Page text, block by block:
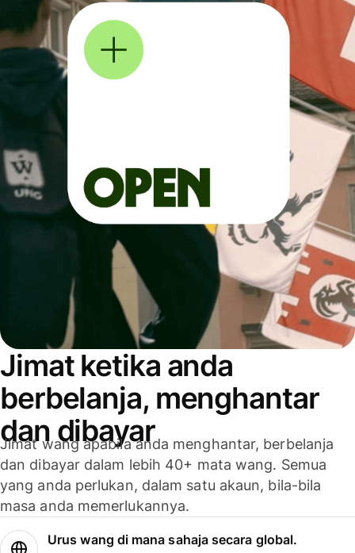
Jimat ketika anda
berbelanja, menghantar
dan dibayar
Jimat wang apabila anda menghantar, berbelanja
dan dibayar dalam lebih 40+ mata wang. Semua
yang anda perlukan, dalam satu akaun, bila-bila
masa anda memerlukannya.
Urus wang di mana sahaja secara global.